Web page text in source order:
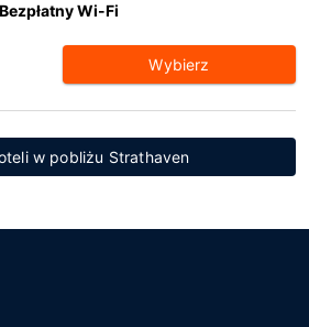
Bezpłatny Wi-Fi
Wybierz
w pobliżu Strathaven